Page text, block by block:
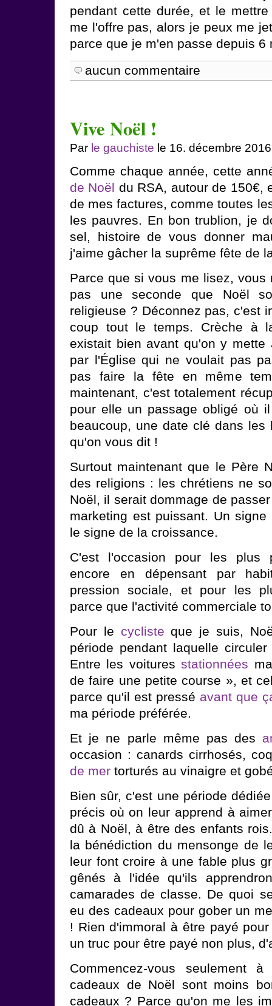
pendant cette durée, et le
me l'offre pas, alors je peux me
parce que je m'en passe depuis 6
aucun commentaire
Vive Noël !
Par le gauchiste le 16. décembre
Comme chaque année, cette
de Noël du RSA, autour de 150€,
de mes factures, comme toutes
les pauvres. En bon trublion, je
sel, histoire de vous donner
j'aime gâcher la suprême fête de
Parce que si vous me lisez, vous
pas une seconde que Noël
religieuse ? Déconnez pas, c'est
coup tout le temps. Crèche à
existait bien avant qu'on y
par l'Église qui ne voulait pas
pas faire la fête en même
maintenant, c'est totalement
pour elle un passage obligé où
beaucoup, une date clé dans
qu'on vous dit !
Surtout maintenant que le Père
des religions : les chrétiens ne
Noël, il serait dommage de
marketing est puissant. Un
le signe de la croissance.
C'est l'occasion pour les plus
encore en dépensant par
pression sociale, et pour les
parce que l'activité commerciale
Pour le cycliste que je suis,
période pendant laquelle
Entre les voituresstationnées
de faire une petite course », et
parce qu'il est pressé avant que
ma période préférée.
Et je ne parle même pas des
occasion : canards cirrhosés,
de mer torturés au vinaigre et
Bien sûr, c'est une période
précis où on leur apprend à
dû à Noël, à être des enfants
la bénédiction du mensonge de
leur font croire à une fable plus
gênés à l'idée qu'ils
camarades de classe. De quoi
eu des cadeaux pour gober un
! Rien d'immoral à être payé
un truc pour être payé non plus,
Commencez-vous seulement
cadeaux de Noël sont moins
cadeaux ? Parce qu'on me les